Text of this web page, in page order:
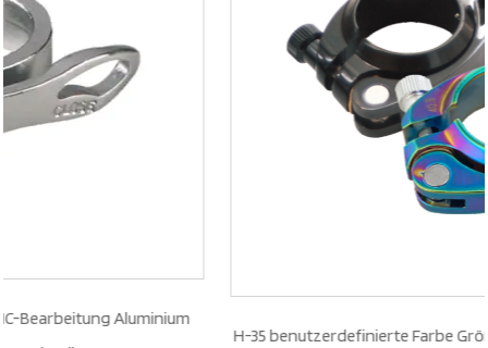
H-35 benutzerdefinierte Farbe Größe Großhandel Fahrradteile